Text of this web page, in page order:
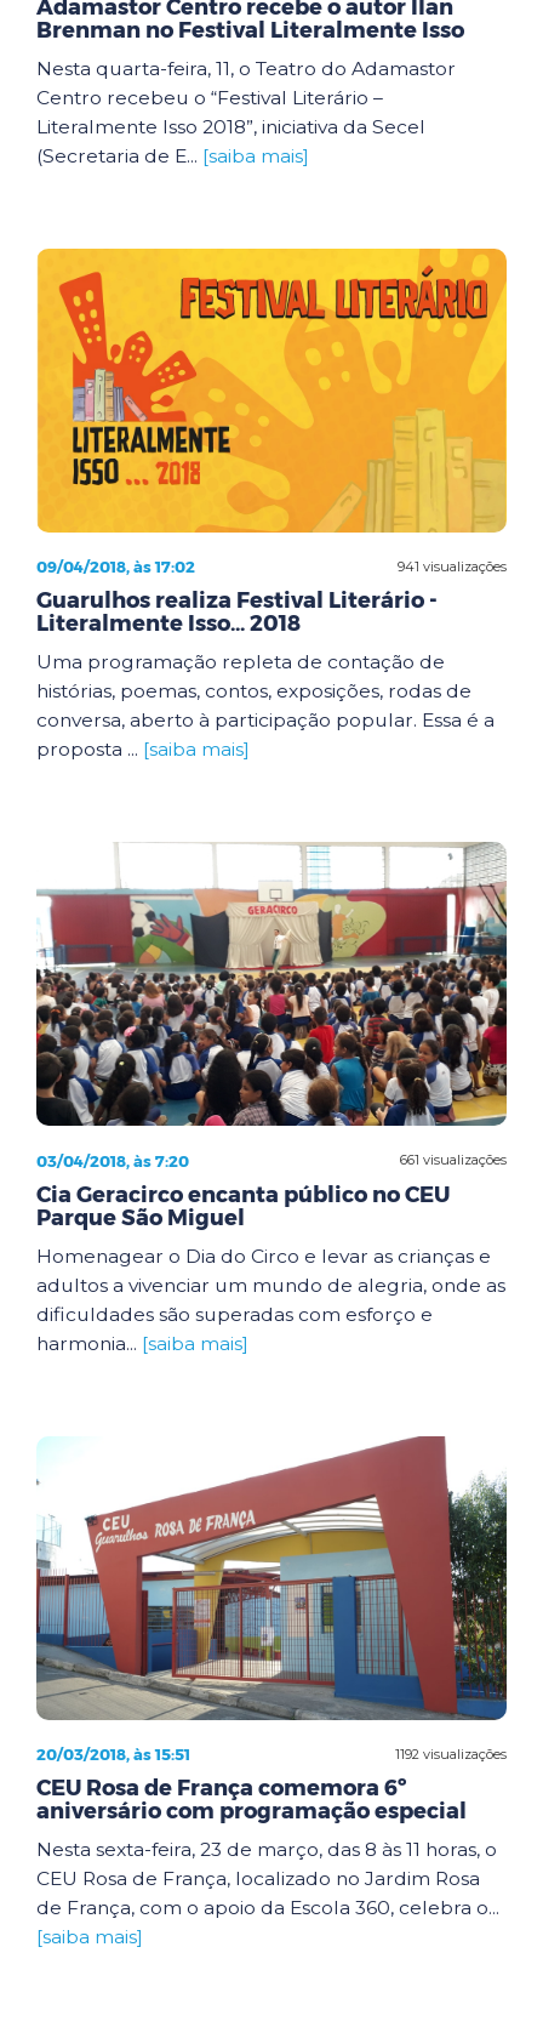
Adamastor Centro recebe o autor Ilan
Brenman no Festival Literalmente Isso
Nesta quarta-feira, 11, o Teatro do Adamastor
Centro recebeu o “Festival Literário –
Literalmente Isso 2018”, iniciativa da Secel
(Secretaria de E... [saiba mais]
941 visualizações
09/04/2018, às 17:02
Guarulhos realiza Festival Literário -
Literalmente Isso... 2018
Uma programação repleta de contação de
histórias, poemas, contos, exposições, rodas de
conversa, aberto à participação popular. Essa é a
proposta ... [saiba mais]
661 visualizações
03/04/2018, às 7:20
Cia Geracirco encanta público no CEU
Parque São Miguel
Homenagear o Dia do Circo e levar as crianças e
adultos a vivenciar um mundo de alegria, onde as
dificuldades são superadas com esforço e
harmonia... [saiba mais]
1192 visualizações
20/03/2018, às 15:51
CEU Rosa de França comemora 6º
aniversário com programação especial
Nesta sexta-feira, 23 de março, das 8 às 11 horas, o
CEU Rosa de França, localizado no Jardim Rosa
de França, com o apoio da Escola 360, celebra o...
[saiba mais]